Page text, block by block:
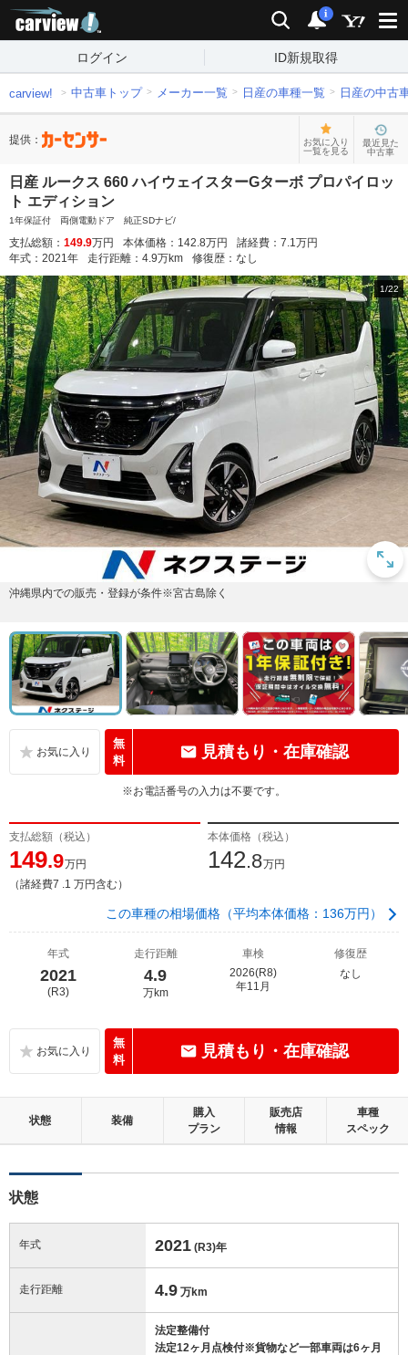
検索 通知
i
ログイン ID新規取得
carview! 中古車トップ メーカー一覧 日産の車種一覧 日産の中古
提供：
お気に入り
一覧を見る
最近見た
中古車
日産 ルークス 660 ハイウェイスターGターボ プロパイロッ
ト エディション
1年保証付 両側電動ドア 純正SDナビ/
支払総額： 149.9万円 本体価格： 142.8万円 諸経費： 7.1万円
年式： 2021年 走行距離： 4.9万km 修復歴： なし
1/22
沖縄県内での販売・登録が条件※宮古島除く
無
料
見積もり・在庫確認
※お電話番号の入力は不要です。
支払総額（税込）
149.9万円
（諸経費7 .1 万円含む）
本体価格（税込）
142.8万円
この車種の相場価格（平均本体価格：136万円）
年式
2021
(R3)
走行距離
4.9
万km
車検
2026(R8)
年11月
修復歴
なし
無
料
見積もり・在庫確認
状態 装備
購入
プラン
販売店
情報
車種
スペック
状態
年式 2021 (R3)年
走行距離 4.9 万km
法定整備付
法定12ヶ月点検付※貨物など一部車両は6ヶ月